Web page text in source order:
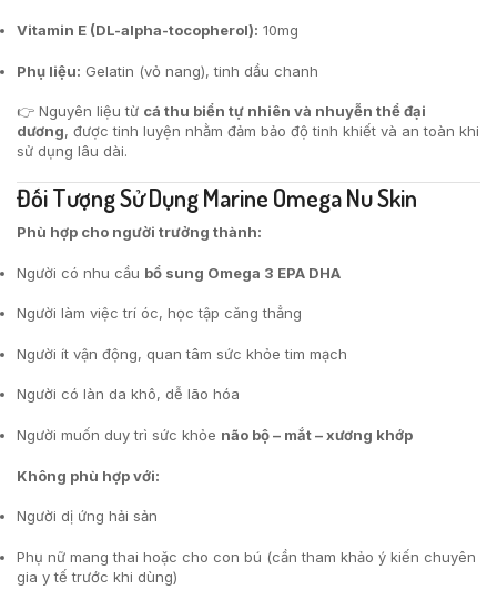
Vitamin E (DL-alpha-tocopherol): 10mg
Phụ liệu: Gelatin (vỏ nang), tinh dầu chanh
👉 Nguyên liệu từ cá thu biển tự nhiên và nhuyễn thể đại
dương, được tinh luyện nhằm đảm bảo độ tinh khiết và an toàn khi
sử dụng lâu dài.
Đối Tượng Sử Dụng Marine Omega Nu Skin
Phù hợp cho người trưởng thành:
Người có nhu cầu bổ sung Omega 3 EPA DHA
Người làm việc trí óc, học tập căng thẳng
Người ít vận động, quan tâm sức khỏe tim mạch
Người có làn da khô, dễ lão hóa
Người muốn duy trì sức khỏe não bộ – mắt – xương khớp
Không phù hợp với:
Người dị ứng hải sản
Phụ nữ mang thai hoặc cho con bú (cần tham khảo ý kiến chuyên
gia y tế trước khi dùng)